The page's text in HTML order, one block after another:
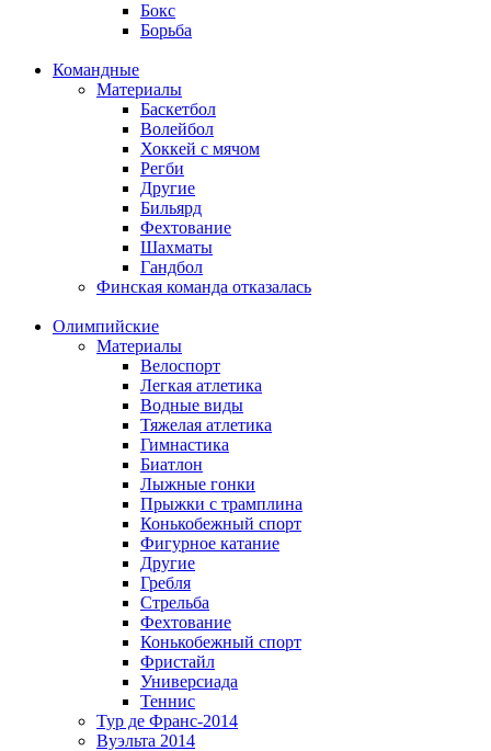
Бокс
Борьба
Командные
Материалы
Баскетбол
Волейбол
Хоккей с мячом
Регби
Другие
Бильярд
Фехтование
Шахматы
Гандбол
Финская команда отказалась
Олимпийские
Материалы
Велоспорт
Легкая атлетика
Водные виды
Тяжелая атлетика
Гимнастика
Биатлон
Лыжные гонки
Прыжки с трамплина
Конькобежный спорт
Фигурное катание
Другие
Гребля
Стрельба
Фехтование
Конькобежный спорт
Фристайл
Универсиада
Теннис
Тур де Франс-2014
Вуэльта 2014